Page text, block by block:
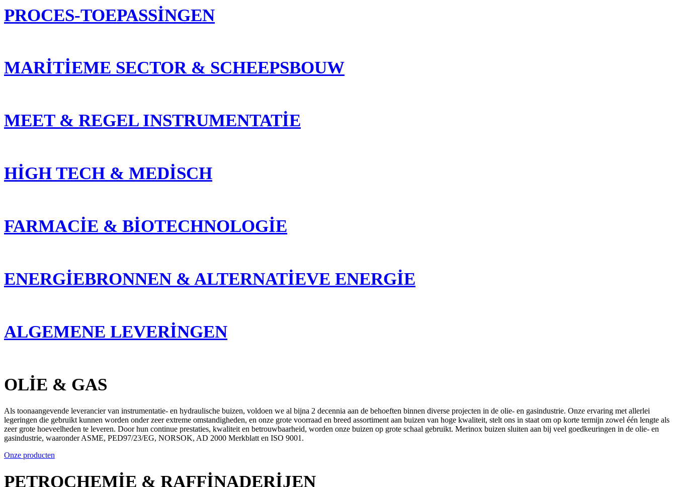
PROCES-TOEPASSINGEN
MARITIEME SECTOR & SCHEEPSBOUW
MEET & REGEL INSTRUMENTATIE
HIGH TECH & MEDISCH
FARMACIE & BIOTECHNOLOGIE
ENERGIEBRONNEN & ALTERNATIEVE ENERGIE
ALGEMENE LEVERINGEN
OLIE & GAS
Als toonaangevende leverancier van instrumentatie- en hydraulische buizen, voldoen we al bijna 2 decennia aan de behoeften binnen diverse projecten in de olie- en gasindustrie. Onze ervaring met allerlei
legeringen die gebruikt kunnen worden onder zeer extreme omstandigheden, en onze grote voorraad en breed assortiment aan buizen van hoge kwaliteit, stelt ons in staat om op korte termijn zowel één lengte als
zeer grote hoeveelheden te leveren. Door hun continue prestaties, kwaliteit en betrouwbaarheid, worden onze buizen op grote schaal gebruikt. Merinox buizen sluiten aan bij veel goedkeuringen in de olie- en
gasindustrie, waaronder ASME, PED97/23/EG, NORSOK, AD 2000 Merkblatt en ISO 9001.
Onze producten
PETROCHEMIE & RAFFINADERIJEN